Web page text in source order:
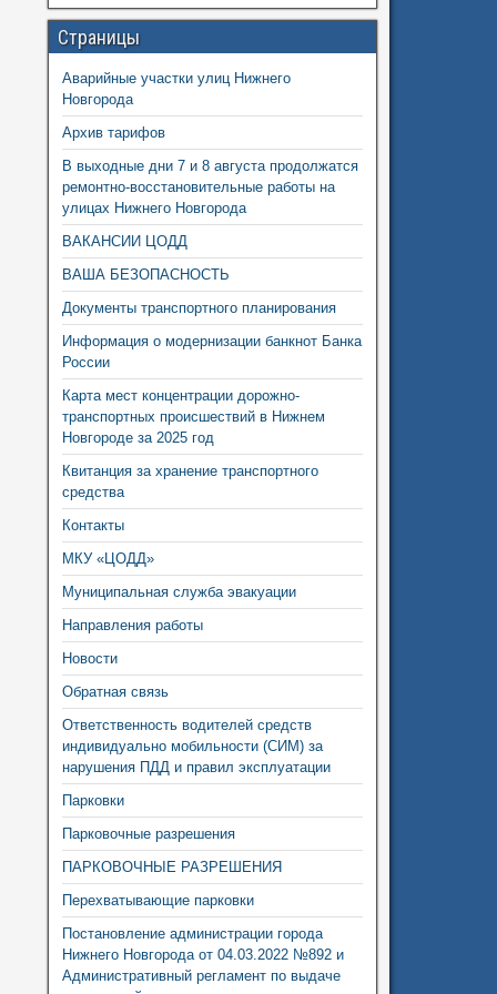
Страницы
Аварийные участки улиц Нижнего
Новгорода
Архив тарифов
В выходные дни 7 и 8 августа продолжатся
ремонтно-восстановительные работы на
улицах Нижнего Новгорода
ВАКАНСИИ ЦОДД
ВАША БЕЗОПАСНОСТЬ
Документы транспортного планирования
Информация о модернизации банкнот Банка
России
Карта мест концентрации дорожно-
транспортных происшествий в Нижнем
Новгороде за 2025 год
Квитанция за хранение транспортного
средства
Контакты
МКУ «ЦОДД»
Муниципальная служба эвакуации
Направления работы
Новости
Обратная связь
Ответственность водителей средств
индивидуально мобильности (СИМ) за
нарушения ПДД и правил эксплуатации
Парковки
Парковочные разрешения
ПАРКОВОЧНЫЕ РАЗРЕШЕНИЯ
Перехватывающие парковки
Постановление администрации города
Нижнего Новгорода от 04.03.2022 №892 и
Административный регламент по выдаче